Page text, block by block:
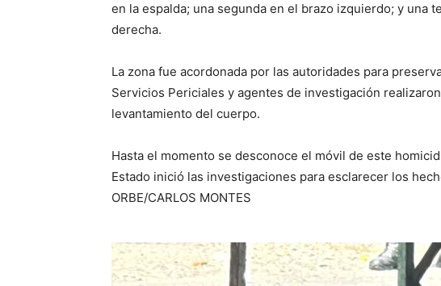
en la espalda; una segunda en el brazo izquierdo; y una
derecha.
La zona fue acordonada por las autoridades para
Servicios Periciales y agentes de investigación
levantamiento del cuerpo.
Hasta el momento se desconoce el móvil de este
Estado inició las investigaciones para esclarecer los
ORBE/CARLOS MONTES